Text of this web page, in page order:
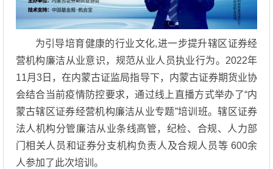
为引导培育健康的行业文化,进一步提升辖区证券经
营机构廉洁从业意识，规范从业人员执业行为。2022年
11月3日，在内蒙古证监局指导下，内蒙古证券期货业协
会结合当前疫情防控要求，通过线上直播方式举办了“内
蒙古辖区证券经营机构廉洁从业专题”培训班。辖区证券
法人机构分管廉洁从业条线高管，纪检、合规、人力部
门相关人员和证券分支机构负责人及合规人员等 600余
人参加了此次培训。